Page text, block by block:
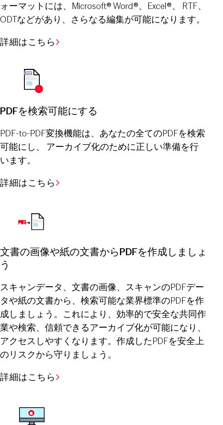
ォーマットには、Microsoft® Word®、Excel®、 RTF、
ODTなどがあり、さらなる編集が可能になります。
詳細はこちら
PDFを検索可能にする
PDF-to-PDF変換機能は、あなたの全てのPDFを検索
可能にし、 アーカイブ化のために正しい準備を行
います。
詳細はこちら
文書の画像や紙の文書からPDFを作成しましょ
う
スキャンデータ、文書の画像、スキャンのPDFデー
タや紙の文書から、検索可能な業界標準のPDFを作
成しましょう。これにより、効率的で安全な共同作
業や検索、信頼できるアーカイブ化が可能になり、
アクセスしやすくなります。作成したPDFを安全上
のリスクから守りましょう。
詳細はこちら